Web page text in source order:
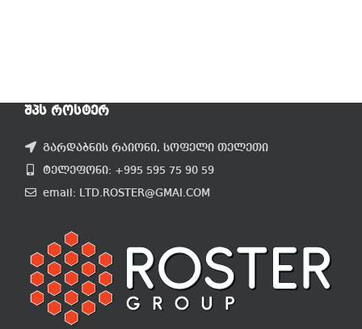
ᲨᲞᲡ ᲠᲝᲡᲢᲔᲠ
გარდაბნის რაიონი, სოფელი თელეთი
ტელეფონი: +995 595 75 90 59
email: LTD.ROSTER@GMAI.COM